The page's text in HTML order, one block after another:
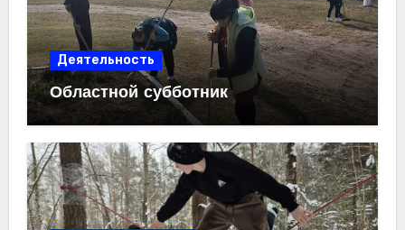
Деятельность
Областной субботник